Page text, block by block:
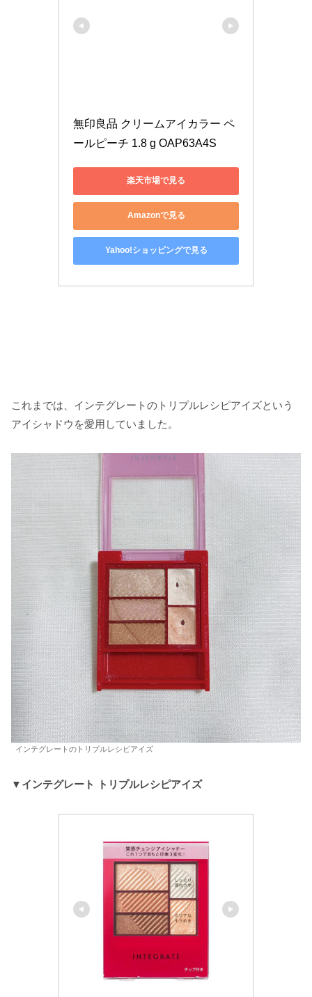
無印良品 クリームアイカラー ペ
ールピーチ 1.8 g OAP63A4S
楽天市場で見る
Amazonで見る
Yahoo!ショッピングで見る
これまでは、インテグレートのトリプルレシピアイズという
アイシャドウを愛用していました。
インテグレートのトリプルレシピアイズ
▼インテグレート トリプルレシピアイズ